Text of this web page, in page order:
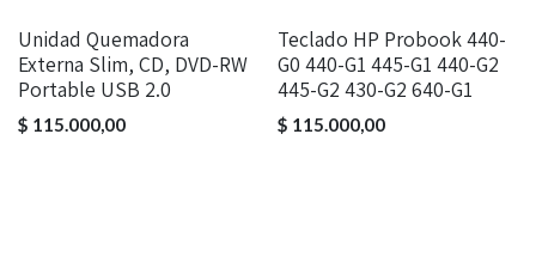
Unidad Quemadora
Externa Slim, CD, DVD-RW
Portable USB 2.0
$ 115.000,00
Teclado HP Probook 440-
G0 440-G1 445-G1 440-G2
445-G2 430-G2 640-G1
$ 115.000,00